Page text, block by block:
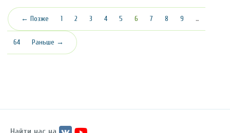
← Позже 1 2 3 4 5 6 (текущая)
7 8 9 …
64 Раньше →